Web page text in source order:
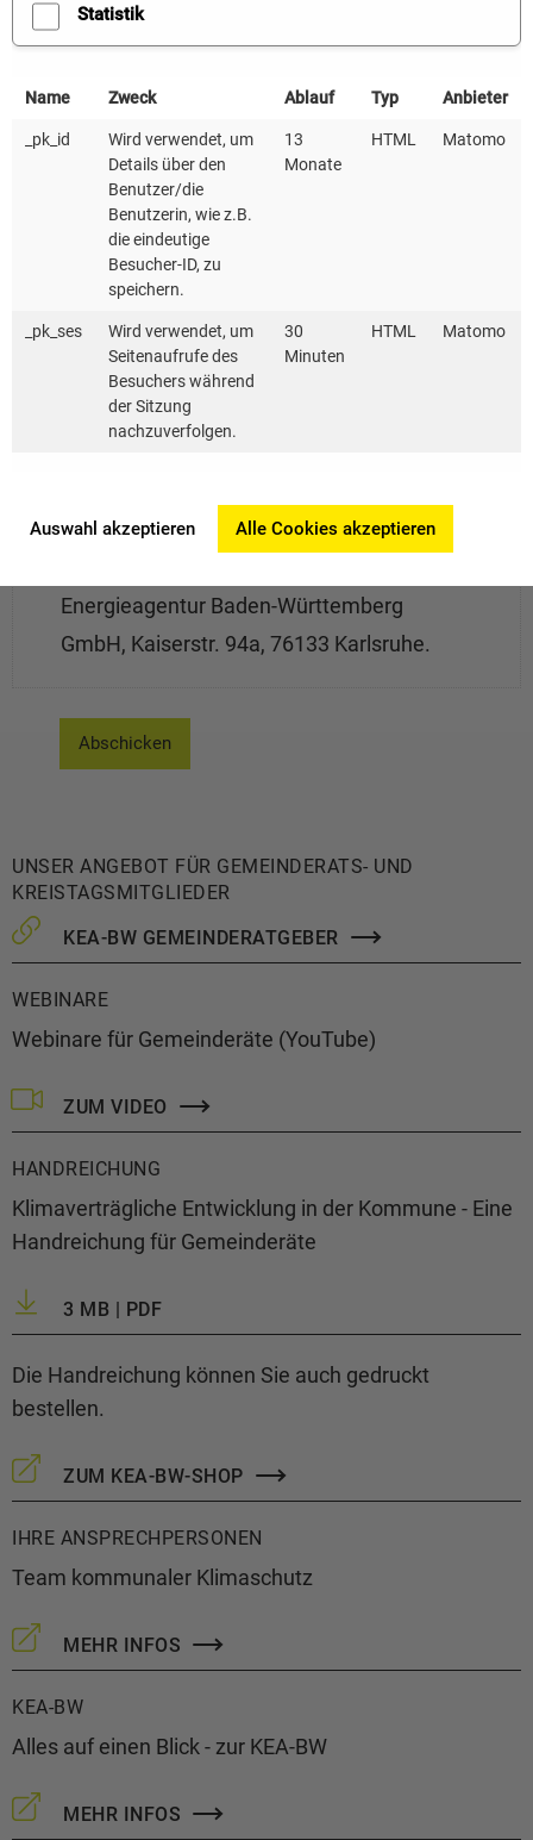
Verteiler für Gemeinde- und Kreisräte
auf
Einwilligung
Hiermit willige ich ein, dass die KEA
Klimaschutz- und Energieagentur Baden-
Württemberg GmbH meine
personenbezogenen Daten für die
Zusendung von Informationen über ihre
Angebote und Veranstaltungen nutzen
darf. Die erteilte Einwilligung können Sie
jederzeit widerrufen (
info@kea-bw.de, per Fax an 0721/984 71-
Energieagentur Baden-Württemberg
GmbH, Kaiserstr. 94a, 76133 Karlsruhe.
UNSER ANGEBOT FÜR GEMEINDERATS- UND
KREISTAGSMITGLIEDER
KEA-BW GEMEINDERATGEBER
WEBINARE
Webinare für Gemeinderäte (YouTube)
ZUM VIDEO
HANDREICHUNG
Klimaverträgliche Entwicklung in der Kommune - Eine
Handreichung für Gemeinderäte
3 MB | PDF
Die Handreichung können Sie auch gedruckt
bestellen.
ZUM KEA-BW-SHOP
IHRE ANSPRECHPERSONEN
Team kommunaler Klimaschutz
MEHR INFOS
KEA-BW
Alles auf einen Blick - zur KEA-BW
MEHR INFOS
Statistik
Name Zweck Ablauf Typ Anbieter
_pk_id
Wird verwendet, um
Details über den
Benutzer/die
Benutzerin, wie z.B.
die eindeutige
Besucher-ID, zu
speichern.
13
Monate
HTML Matomo
_pk_ses
Wird verwendet, um
Seitenaufrufe des
Besuchers während
der Sitzung
nachzuverfolgen.
30
Minuten
HTML Matomo
Auswahl akzeptieren Alle Cookies akzeptieren